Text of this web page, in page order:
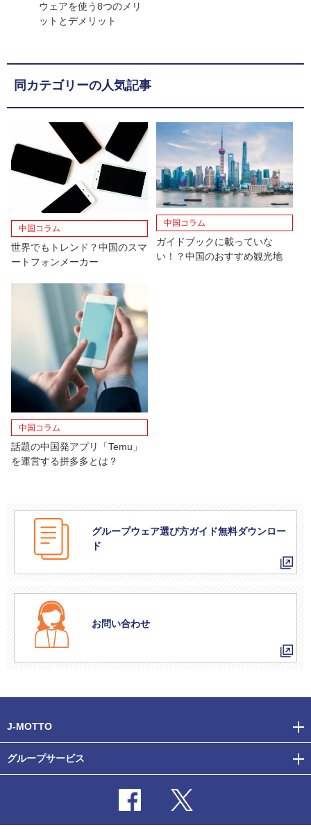
ウェアを使う8つのメリ
ットとデメリット
同カテゴリーの人気記事
中国コラム
世界でもトレンド？中国のスマ
ートフォンメーカー
中国コラム
ガイドブックに載っていな
い！？中国のおすすめ観光地
中国コラム
話題の中国発アプリ「Temu」
を運営する拼多多とは？
グループウェア選び方ガイド無料ダウンロー
ド
お問い合わせ
J-MOTTO
グループサービス